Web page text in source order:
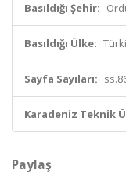
Basıldığı Şehir:
Basıldığı Ülke:
Sayfa Sayıları:
Karadeniz Teknik
Paylaş